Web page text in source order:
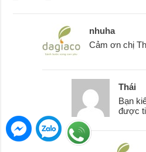
nhuha
Cảm ơn chị
Thái
Bạn
được